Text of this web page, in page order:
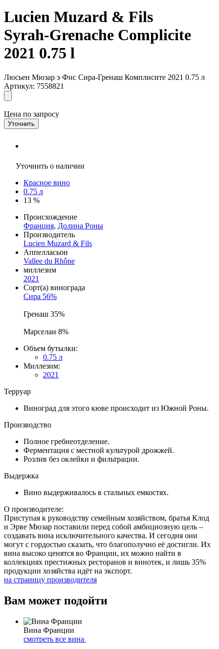
Lucien Muzard & Fils
Syrah-Grenache Complicite
2021 0.75 l
Люсьен Мюзар э Фис Сира-Гренаш Комплисите 2021 0.75 л
Артикул: 7558821
Цена по запросу
Уточнить
Уточнить о наличии
Красное вино
0.75 л
13 %
Происхождение
Франция, Долина Роны
Производитель
Lucien Muzard & Fils
Аппелласьон
Vallee du Rhône
миллезим
2021
Сорт(а) винограда
Сира 56%
Гренаш 35%
Марселан 8%
Объем бутылки:
0.75 л
Миллезим:
2021
Терруар
Виноград для этого кюве происходит из Южной Роны.
Производство
Полное гребнеотделение.
Ферментация с местной культурой дрожжей.
Розлив без оклейки и фильтрации.
Выдержка
Вино выдерживалось в стальных емкостях.
О производителе:
Приступая к руководству семейным хозяйством, братья Клод
и Эрве Мюзар поставили перед собой амбициозную цель –
создавать вина исключительного качества. И сегодня они
могут с гордостью сказать, что благополучно её достигли. Их
вина высоко ценятся во Франции, их можно найти в
коллекциях престижных ресторанов и винотек, и лишь 35%
продукции хозяйства идёт на экспорт.
на страницу производителя
Вам может подойти
Вина Франции
смотреть все вина